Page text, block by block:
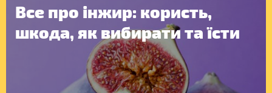
Все про інжир: користь,
шкода, як вибирати та їсти